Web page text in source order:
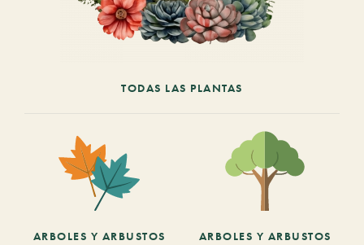
TODAS LAS PLANTAS
ARBOLES Y ARBUSTOS
ARBOLES Y ARBUSTOS